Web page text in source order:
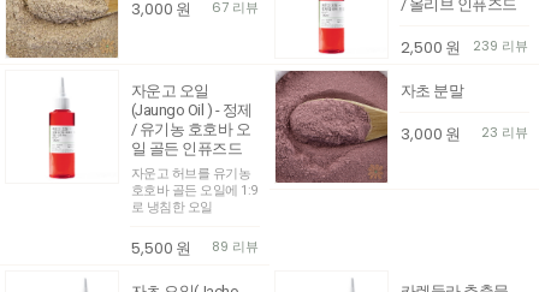
3,000 원 67 리뷰
/ 올리브 인퓨즈드
2,500 원 239 리뷰
자운고 오일
(Jaungo Oil ) - 정제
/ 유기농 호호바 오
일 골든 인퓨즈드
자운고 허브를 유기농
호호바 골든 오일에 1:9
로 냉침한 오일
5,500 원 89 리뷰
자초 분말
3,000 원 23 리뷰